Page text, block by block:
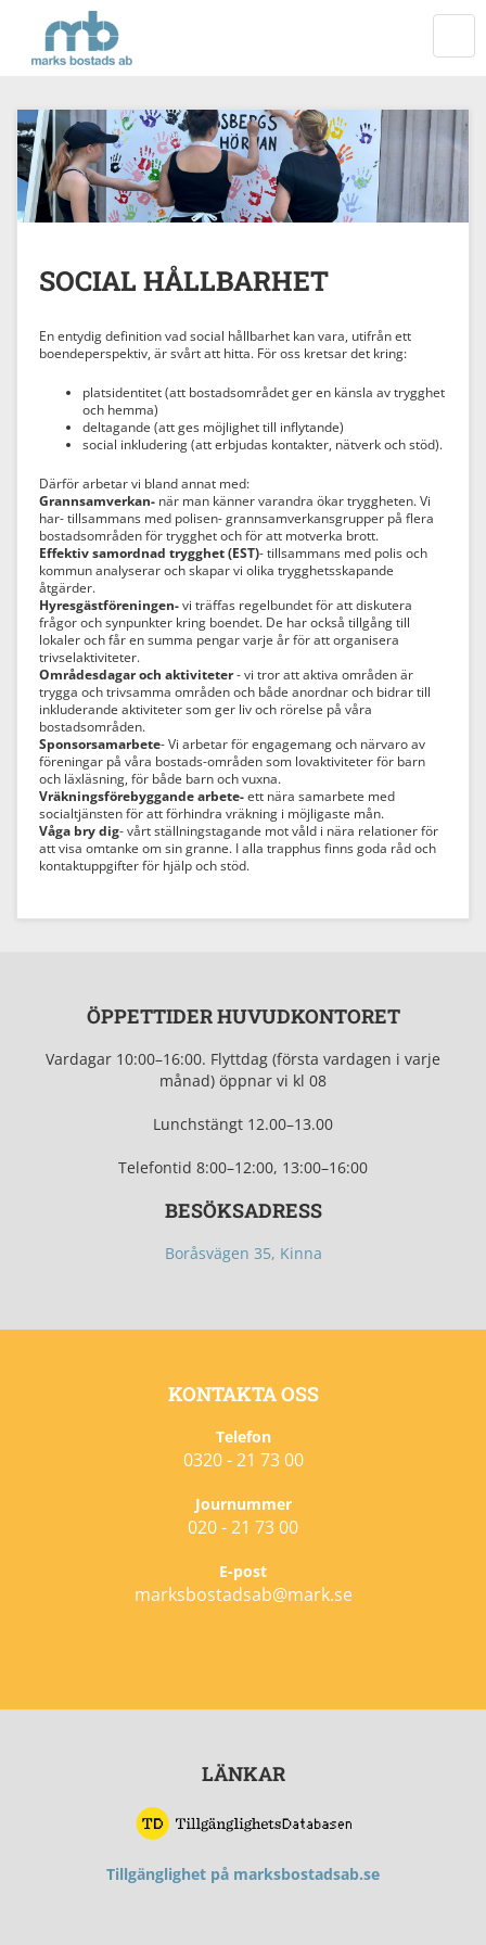
SOCIAL HÅLLBARHET
En entydig definition vad social hållbarhet kan vara, utifrån ett
boendeperspektiv, är svårt att hitta. För oss kretsar det kring:
platsidentitet (att bostadsområdet ger en känsla av trygghet
och hemma)
deltagande (att ges möjlighet till inflytande)
social inkludering (att erbjudas kontakter, nätverk och stöd).
Därför arbetar vi bland annat med:
Grannsamverkan- när man känner varandra ökar tryggheten. Vi
har- tillsammans med polisen- grannsamverkansgrupper på flera
bostadsområden för trygghet och för att motverka brott.
Effektiv samordnad trygghet (EST)- tillsammans med polis och
kommun analyserar och skapar vi olika trygghetsskapande
åtgärder.
Hyresgästföreningen-vi träffas regelbundet för att diskutera
frågor och synpunkter kring boendet. De har också tillgång till
lokaler och får en summa pengar varje år för att organisera
trivselaktiviteter.
Områdesdagar och aktiviteter- vi tror att aktiva områden är
trygga och trivsamma områden och både anordnar och bidrar till
inkluderande aktiviteter som ger liv och rörelse på våra
bostadsområden.
Sponsorsamarbete- Vi arbetar för engagemang och närvaro av
föreningar på våra bostads-områden som lovaktiviteter för barn
och läxläsning, för både barn och vuxna.
Vräkningsförebyggande arbete-ett nära samarbete med
socialtjänsten för att förhindra vräkning i möjligaste mån.
Våga bry dig- vårt ställningstagande mot våld i nära relationer för
att visa omtanke om sin granne. I alla trapphus finns goda råd och
kontaktuppgifter för hjälp och stöd.
ÖPPETTIDER HUVUDKONTORET
Vardagar 10:00–16:00. Flyttdag (första vardagen i varje
månad) öppnar vi kl 08
Lunchstängt 12.00–13.00
Telefontid 8:00–12:00, 13:00–16:00
BESÖKSADRESS
Boråsvägen 35, Kinna
KONTAKTA OSS
Telefon
0320 - 21 73 00
Journummer
020 - 21 73 00
E-post
marksbostadsab@mark.se
LÄNKAR
Tillgänglighet på marksbostadsab.se